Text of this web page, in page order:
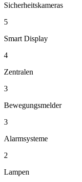
Sicherheitskameras
5
Smart Display
4
Zentralen
3
Bewegungsmelder
3
Alarmsysteme
2
Lampen